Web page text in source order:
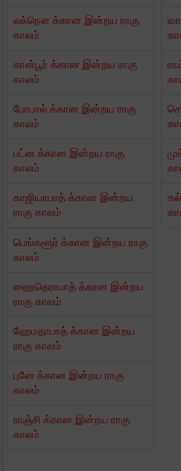
லக்நௌ க்கான இன்றய ராகு
காலம்
கான்பூர் க்கான இன்றய ராகு
காலம்
போபால் க்கான இன்றய ராகு
காலம்
பட்ன க்கான இன்றய ராகு
காலம்
காஜியாபாத் க்கான இன்றய
ராகு காலம்
பெங்களூர் க்கான இன்றய ராகு
காலம்
ஹைதெராபாத் க்கான இன்றய
ராகு காலம்
ஹேமதாபாத் க்கான இன்றய
ராகு காலம்
புனே க்கான இன்றய ராகு
காலம்
ராஞ்சி க்கான இன்றய ராகு
காலம்